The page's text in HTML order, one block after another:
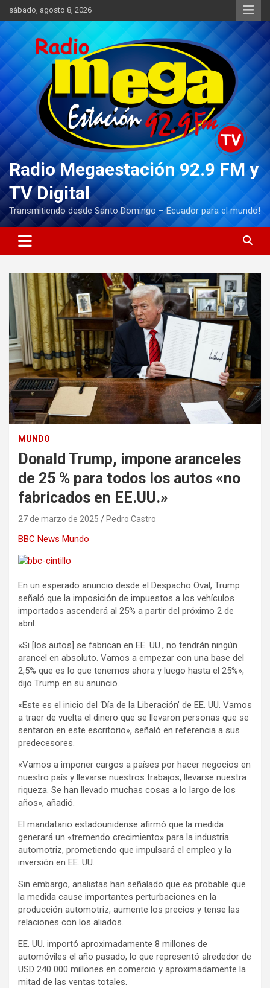
Saltar
al
contenido
sábado, agosto 8, 2026
Radio Megaestación 92.9 FM y
TV Digital
Transmitiendo desde Santo Domingo – Ecuador para el mundo!
MUNDO
Donald Trump, impone aranceles
de 25 % para todos los autos «no
fabricados en EE.UU.»
27 de marzo de 2025 Pedro Castro
BBC News Mundo
En un esperado anuncio desde el Despacho Oval, Trump
señaló que la imposición de impuestos a los vehículos
importados ascenderá al 25% a partir del próximo 2 de
abril.
«Si [los autos] se fabrican en EE. UU., no tendrán ningún
arancel en absoluto. Vamos a empezar con una base del
2,5% que es lo que tenemos ahora y luego hasta el 25%»,
dijo Trump en su anuncio.
«Este es el inicio del ‘Día de la Liberación’ de EE. UU. Vamos
a traer de vuelta el dinero que se llevaron personas que se
sentaron en este escritorio», señaló en referencia a sus
predecesores.
«Vamos a imponer cargos a países por hacer negocios en
nuestro país y llevarse nuestros trabajos, llevarse nuestra
riqueza. Se han llevado muchas cosas a lo largo de los
años», añadió.
El mandatario estadounidense afirmó que la medida
generará un «tremendo crecimiento» para la industria
automotriz, prometiendo que impulsará el empleo y la
inversión en EE. UU.
Sin embargo, analistas han señalado que es probable que
la medida cause importantes perturbaciones en la
producción automotriz, aumente los precios y tense las
relaciones con los aliados.
EE. UU. importó aproximadamente 8 millones de
automóviles el año pasado, lo que representó alrededor de
USD 240 000 millones en comercio y aproximadamente la
mitad de las ventas totales.